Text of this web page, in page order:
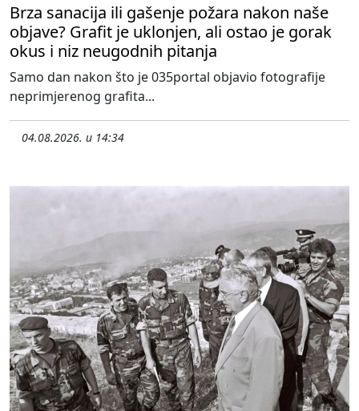
Brza sanacija ili gašenje požara nakon naše
objave? Grafit je uklonjen, ali ostao je gorak
okus i niz neugodnih pitanja
Samo dan nakon što je 035portal objavio fotografije
neprimjerenog grafita...
04.08.2026. u 14:34